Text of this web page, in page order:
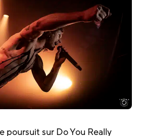
poursuit sur Do You Really